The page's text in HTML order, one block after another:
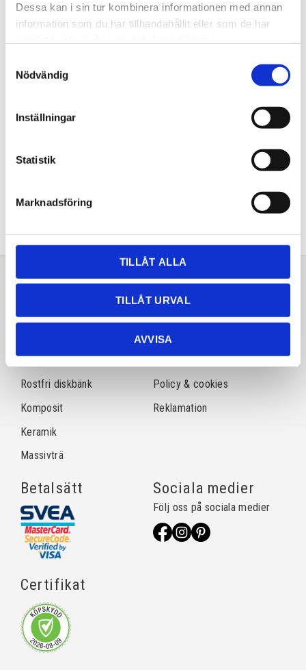
Dessa kan i sin tur kombinera informationen med annan
information som du har tillhandahållit eller som de har
Nödvändig
Inställningar
Statistik
Marknadsföring
TILLÅT ALLA
TILLÅT URVAL
AVVISA
Antal
Lagervara
Artikelnr
20260208
Sortiment
Natursten
Rostfri diskbänk
Komposit
Keramik
Massivträ
Information
Frågor & svar
Köpvillkor
Policy & cookies
Reklamation
Betalsätt
Certifikat
Sociala medier
Följ oss på sociala medier